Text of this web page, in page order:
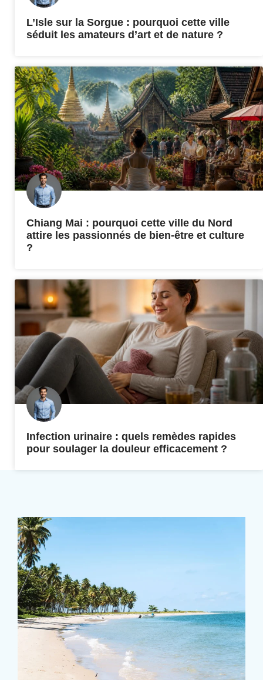
L’Isle sur la Sorgue : pourquoi cette ville
séduit les amateurs d’art et de nature ?
Chiang Mai : pourquoi cette ville du Nord
attire les passionnés de bien-être et culture
?
Infection urinaire : quels remèdes rapides
pour soulager la douleur efficacement ?